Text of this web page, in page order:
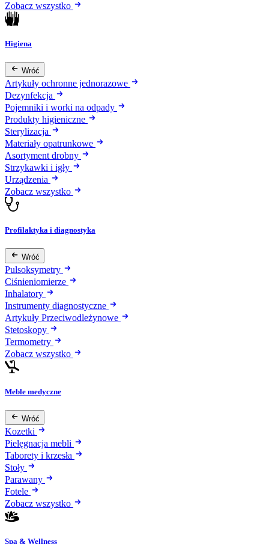
Zobacz wszystko
Higiena
Wróć
Artykuły ochronne jednorazowe
Dezynfekcja
Pojemniki i worki na odpady
Produkty higieniczne
Sterylizacja
Materiały opatrunkowe
Asortyment drobny
Strzykawki i igły
Urządzenia
Zobacz wszystko
Profilaktyka i diagnostyka
Wróć
Pulsoksymetry
Ciśnieniomierze
Inhalatory
Instrumenty diagnostyczne
Artykuły Przeciwodleżynowe
Stetoskopy
Termometry
Zobacz wszystko
Meble medyczne
Wróć
Kozetki
Pielęgnacja mebli
Taborety i krzesła
Stoły
Parawany
Fotele
Zobacz wszystko
Spa & Wellness